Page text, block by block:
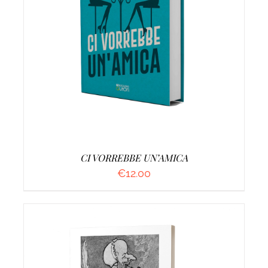
AGGIUNGI AL CARRELLO /
CI VORREBBE UN’AMICA
€12.00